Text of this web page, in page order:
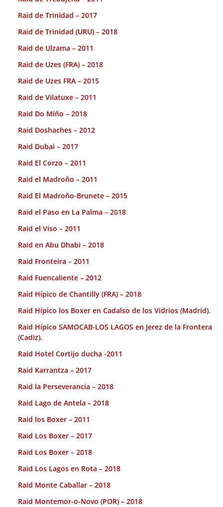
Raid de Trinidad – 2017
Raid de Trinidad (URU) – 2018
Raid de Ulzama – 2011
Raid de Uzes (FRA) – 2018
Raid de Uzes FRA – 2015
Raid de Vilatuxe – 2011
Raid Do Miño – 2018
Raid Doshaches – 2012
Raid Dubai – 2017
Raid El Corzo – 2011
Raid el Madroño – 2011
Raid El Madroño-Brunete – 2015
Raid el Paso en La Palma – 2018
Raid el Viso – 2011
Raid en Abu Dhabi – 2018
Raid Fronteira – 2011
Raid Fuencaliente – 2012
Raid Hípico de Chantilly (FRA) – 2018
Raid Hípico los Boxer en Cadalso de los Vidrios (Madrid).
Raid Hípico SAMOCAB-LOS LAGOS en Jerez de la Frontera
(Cadiz).
Raid Hotel Cortijo ducha -2011
Raid Karrantza – 2017
Raid la Perseverancia – 2018
Raid Lago de Antela – 2018
Raid los Boxer – 2011
Raid Los Boxer – 2017
Raid Los Boxer – 2018
Raid Los Lagos en Rota – 2018
Raid Monte Caballar – 2018
Raid Montemor-o-Novo (POR) – 2018